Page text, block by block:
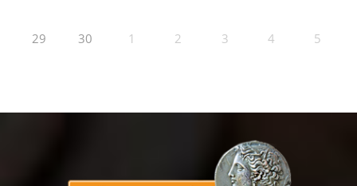
29 30 1 2 3 4 5